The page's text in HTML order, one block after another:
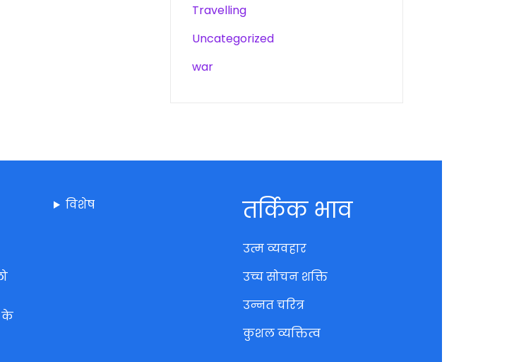
Travelling
Uncategorized
war
के
विशेष तर्किक भाव
उत्म व्यवहार
उच्च सोचन शक्ति
उन्नत चरित्र
कुशल व्यक्तित्व